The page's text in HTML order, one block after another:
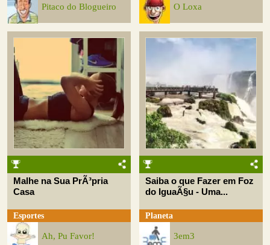
Pitaco do Blogueiro O Loxa
Malhe na Sua PrÃ³pria
Casa
Esportes
Ah, Pu Favor!
Saiba o que Fazer em Foz
do IguaÃ§u - Uma...
Planeta
3em3